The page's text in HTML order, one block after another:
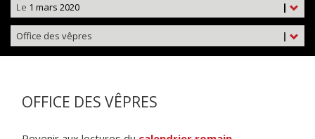
|
Le 1 mars 2020
|
Office des vêpres
OFFICE DES VÊPRES